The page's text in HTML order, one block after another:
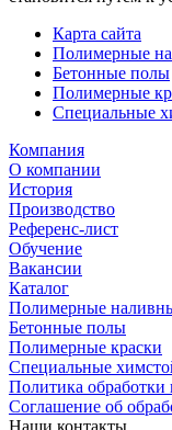
Карта сайта
Полимерные
Бетонные полы
Полимерные
Специальные
Компания
О компании
История
Производство
Референс-лист
Обучение
Вакансии
Каталог
Полимерные
Бетонные полы
Полимерные краски
Специальные
Политика
Cоглашение об
Наши контакты